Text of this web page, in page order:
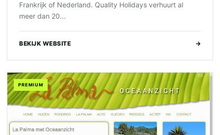
Frankrijk of Nederland. Quality Holidays verhuurt al
meer dan 20...
BEKIJK WEBSITE →
PREMIUM